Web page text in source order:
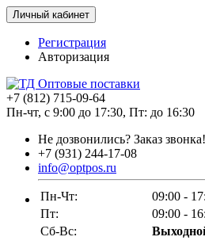
Личный кабинет
Регистрация
Авторизация
+7 (812) 715-09-64
Пн-чт, с 9:00 до 17:30, Пт: до 16:30
Не дозвонились? Заказ звонка!
+7 (931) 244-17-08
info@optpos.ru
Пн-Чт:
09:00 -
Пт:
09:00 -
Сб-Вс: